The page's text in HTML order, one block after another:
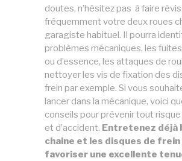
doutes, n’hésitez pas à faire
fréquemment votre deux roues
garagiste habituel. Il pourra
problèmes mécaniques, les fuites
ou d’essence, les attaques de
nettoyer les vis de fixation des
frein par exemple. Si vous
lancer dans la mécanique, voici
conseils pour prévenir tout
et d’accident. Entretenez déjà
chaine et les disques de
favoriser une excellente